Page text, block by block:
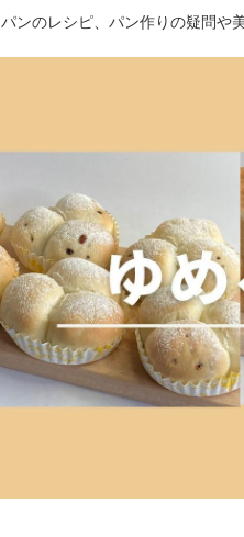
パンのレシピ、パン作りの疑問や